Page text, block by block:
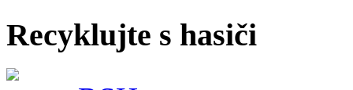
Recyklujte s hasiči